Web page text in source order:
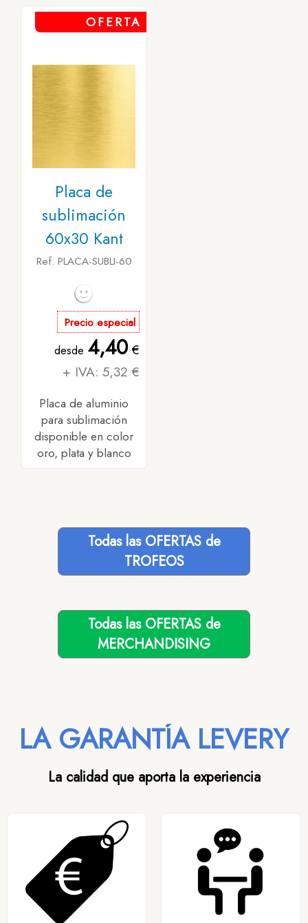
OFERTA
Placa de
sublimación
60x30 Kant
Ref. PLACA-SUBLI-60
Precio especial
desde 4,40€
+ IVA: 5,32 €
Placa de aluminio
para sublimación
disponible en color
oro, plata y blanco
Todas las OFERTAS de
TROFEOS
Todas las OFERTAS de
MERCHANDISING
LA GARANTÍA LEVERY
La calidad que aporta la experiencia